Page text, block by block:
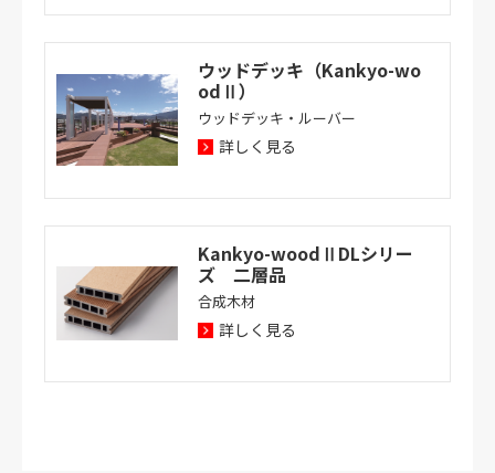
ウッドデッキ（Kankyo-wo
odⅡ）
ウッドデッキ・ルーバー
詳しく見る
Kankyo-woodⅡDLシリー
ズ 二層品
合成木材
詳しく見る